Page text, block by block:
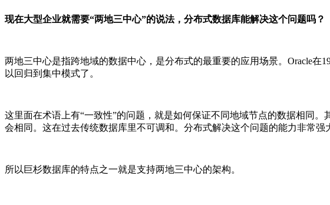
现在大型企业就需要“两地三中心”的说法，分布式数据库能解决这个问题吗？
两地三中心是指跨地域的数据中心，是分布式的最重要的应用场景。Oracle
以回归到集中模式了。
这里面在术语上有“一致性”的问题，就是如何保证不同地域节点的数据相同
会相同。这在过去传统数据库里不可调和。分布式解决这个问题的能力非常
所以巨杉数据库的特点之一就是支持两地三中心的架构。